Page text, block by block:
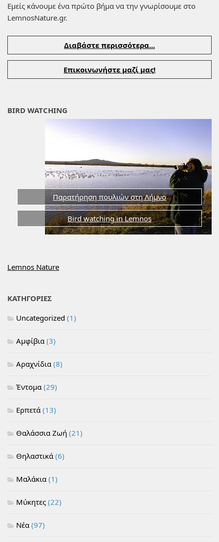
Εμείς κάνουμε ένα πρώτο βήμα να την γνωρίσουμε στο
LemnosNature.gr.
Διαβάστε περισσότερα...
Επικοινωνήστε μαζί μας!
BIRD WATCHING
Παρατήρηση πουλιών στη Λήμνο
Bird watching in Lemnos
Lemnos Nature
ΚΑΤΗΓΟΡΙΕΣ
Uncategorized (1)
Αμφίβια (3)
Αραχνίδια (8)
Έντομα (29)
Ερπετά (13)
Θαλάσσια Ζωή (21)
Θηλαστικά (6)
Μαλάκια (1)
Μύκητες (22)
Νέα (97)